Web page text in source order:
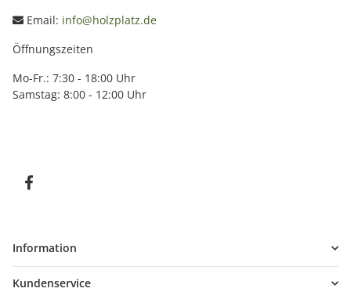
Email: info@holzplatz.de
Öffnungszeiten
Mo-Fr.: 7:30 - 18:00 Uhr
Samstag: 8:00 - 12:00 Uhr
Information
Kundenservice